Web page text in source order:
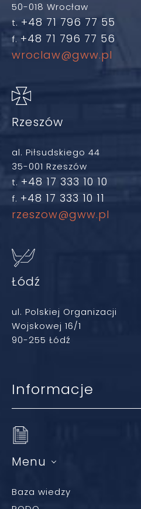
50-018 Wrocław
t. +48 71 796 77 55
f. +48 71 796 77 56
wroclaw@gww.pl
Rzeszów
al. Piłsudskiego 44
35-001 Rzeszów
t. +48 17 333 10 10
f. +48 17 333 10 11
rzeszow@gww.pl
Łódź
ul. Polskiej Organizacji
Wojskowej 16/1
90-255 Łódź
Informacje
Menu
Baza wiedzy